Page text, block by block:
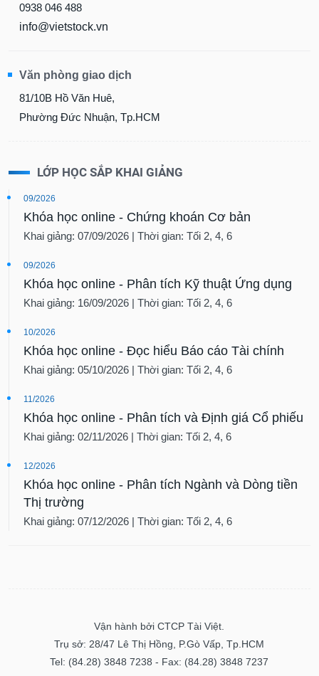
0938 046 488
info@vietstock.vn
Văn phòng giao dịch
81/10B Hồ Văn Huê,
Phường Đức Nhuận, Tp.HCM
LỚP HỌC SẮP KHAI GIẢNG
09/2026
Khóa học online - Chứng khoán Cơ bản
Khai giảng: 07/09/2026 | Thời gian: Tối 2, 4, 6
09/2026
Khóa học online - Phân tích Kỹ thuật Ứng dụng
Khai giảng: 16/09/2026 | Thời gian: Tối 2, 4, 6
10/2026
Khóa học online - Đọc hiểu Báo cáo Tài chính
Khai giảng: 05/10/2026 | Thời gian: Tối 2, 4, 6
11/2026
Khóa học online - Phân tích và Định giá Cổ phiếu
Khai giảng: 02/11/2026 | Thời gian: Tối 2, 4, 6
12/2026
Khóa học online - Phân tích Ngành và Dòng tiền
Thị trường
Khai giảng: 07/12/2026 | Thời gian: Tối 2, 4, 6
Vận hành bởi CTCP Tài Việt.
Trụ sở: 28/47 Lê Thị Hồng, P.Gò Vấp, Tp.HCM
Tel: (84.28) 3848 7238 - Fax: (84.28) 3848 7237